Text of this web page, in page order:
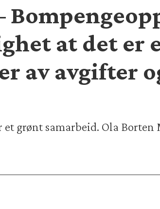
at det er
av avgifter
et grønt samarbeid. Ola